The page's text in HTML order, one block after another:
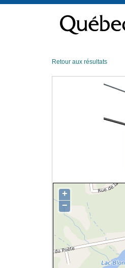
contenu
Retour aux résultats
+
−